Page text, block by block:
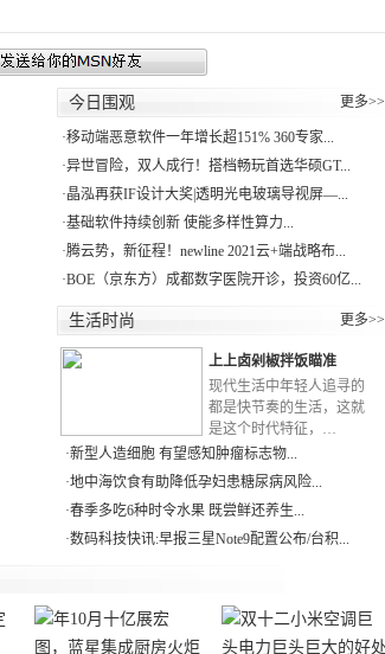
今日围观 更多>>
·移动端恶意软件一年增长超151% 360专家...
·异世冒险，双人成行！搭档畅玩首选华硕GT...
·晶泓再获IF设计大奖|透明光电玻璃导视屏—...
·基础软件持续创新 使能多样性算力...
·腾云势，新征程！newline 2021云+端战略布...
·BOE（京东方）成都数字医院开诊，投资60亿...
生活时尚 更多>>
上上卤剁椒拌饭瞄准
现代生活中年轻人追寻的
都是快节奏的生活，这就
是这个时代特征，…
·新型人造细胞 有望感知肿瘤标志物...
·地中海饮食有助降低孕妇患糖尿病风险...
·春季多吃6种时令水果 既尝鲜还养生...
·数码科技快讯:早报三星Note9配置公布/台积...